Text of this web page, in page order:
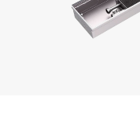
Пн-Пт, 9:00—18:00